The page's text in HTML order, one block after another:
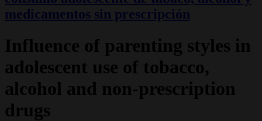
medicamentos sin prescripción
Influence of parenting styles in
adolescent use of tobacco,
alcohol and non-prescription
drugs